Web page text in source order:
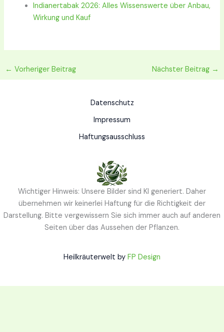
Indianertabak 2026: Alles Wissenswerte über Anbau,
Wirkung und Kauf
← Vorheriger Beitrag Nächster Beitrag →
Datenschutz
Impressum
Haftungsausschluss
Wichtiger Hinweis: Unsere Bilder sind KI generiert. Daher
übernehmen wir keinerlei Haftung für die Richtigkeit der
Darstellung. Bitte vergewissern Sie sich immer auch auf anderen
Seiten über das Aussehen der Pflanzen.
Heilkräuterwelt by FP Design